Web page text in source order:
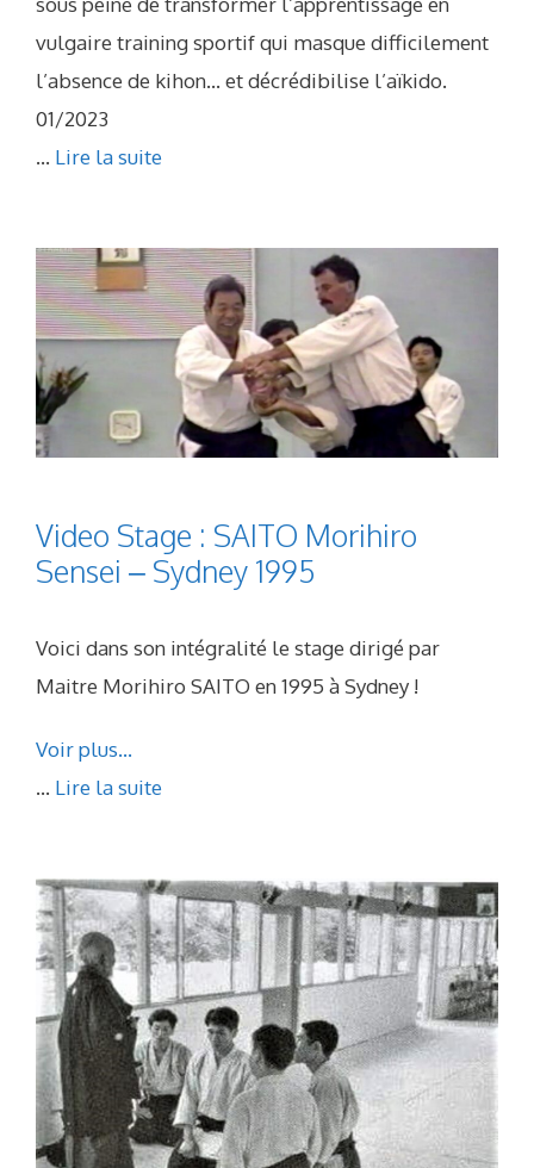
vulgaire training sportif qui masque difficilement
l’absence de kihon… et décrédibilise l’aïkido.
01/2023
... Lire la suite
Video Stage : SAITO Morihiro
Sensei – Sydney 1995
Voici dans son intégralité le stage dirigé par
Maitre Morihiro SAITO en 1995 à Sydney !
Voir plus…
... Lire la suite